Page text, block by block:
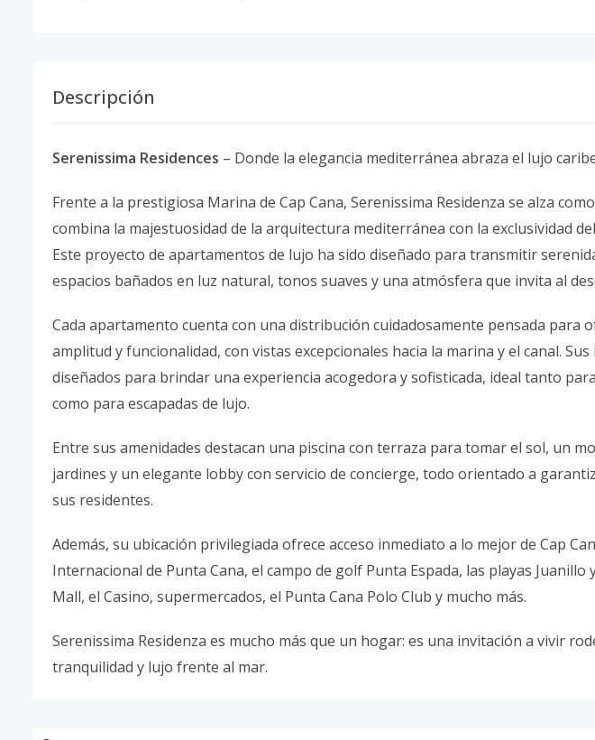
Descripción
Serenissima Residences – Donde la elegancia mediterránea abraza el lujo
Frente a la prestigiosa Marina de Cap Cana, Serenissima Residenza se alza
combina la majestuosidad de la arquitectura mediterránea con la exclusividad
Este proyecto de apartamentos de lujo ha sido diseñado para transmitir
espacios bañados en luz natural, tonos suaves y una atmósfera que invita al
Cada apartamento cuenta con una distribución cuidadosamente pensada para
amplitud y funcionalidad, con vistas excepcionales hacia la marina y el canal.
diseñados para brindar una experiencia acogedora y sofisticada, ideal tanto
como para escapadas de lujo.
Entre sus amenidades destacan una piscina con terraza para tomar el sol, un
jardines y un elegante lobby con servicio de concierge, todo orientado a
sus residentes.
Además, su ubicación privilegiada ofrece acceso inmediato a lo mejor de Cap
Internacional de Punta Cana, el campo de golf Punta Espada, las playas Juanillo
Mall, el Casino, supermercados, el Punta Cana Polo Club y mucho más.
Serenissima Residenza es mucho más que un hogar: es una invitación a vivir
tranquilidad y lujo frente al mar.